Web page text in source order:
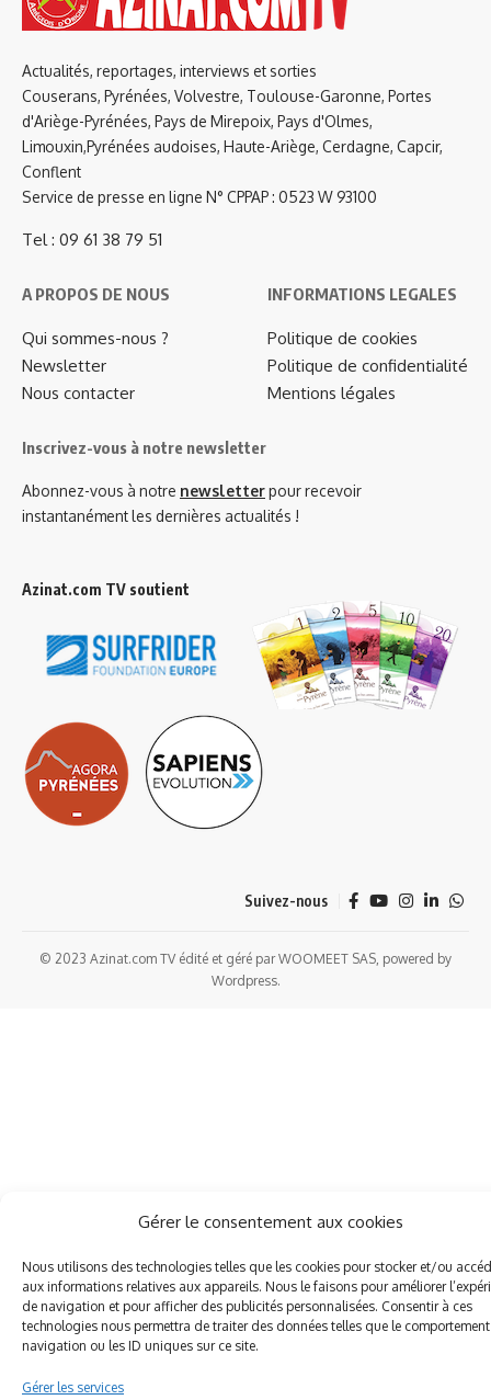
Gérer le consentement aux cookies
Nous utilisons des technologies telles que les cookies pour stocker et/ou
aux informations relatives aux appareils. Nous le faisons pour améliorer
de navigation et pour afficher des publicités personnalisées. Consentir à ces
technologies nous permettra de traiter des données telles que le
navigation ou les ID uniques sur ce site.
Gérer les services
Actualités, reportages, interviews et sorties
Couserans, Pyrénées, Volvestre, Toulouse-Garonne, Portes
d'Ariège-Pyrénées, Pays de Mirepoix, Pays d'Olmes,
Limouxin,Pyrénées audoises, Haute-Ariège, Cerdagne, Capcir,
Conflent
Service de presse en ligne N° CPPAP : 0523 W 93100
Tel : 09 61 38 79 51
A PROPOS DE NOUS
Qui sommes-nous ?
Newsletter
Nous contacter
INFORMATIONS LEGALES
Politique de cookies
Politique de confidentialité
Mentions légales
Inscrivez-vous à notre newsletter
Abonnez-vous à notre newsletterpour recevoir
instantanément les dernières actualités !
Azinat.com TV soutient
Suivez-nous
© 2023 Azinat.com TV édité et géré par WOOMEET SAS, powered by
Wordpress.